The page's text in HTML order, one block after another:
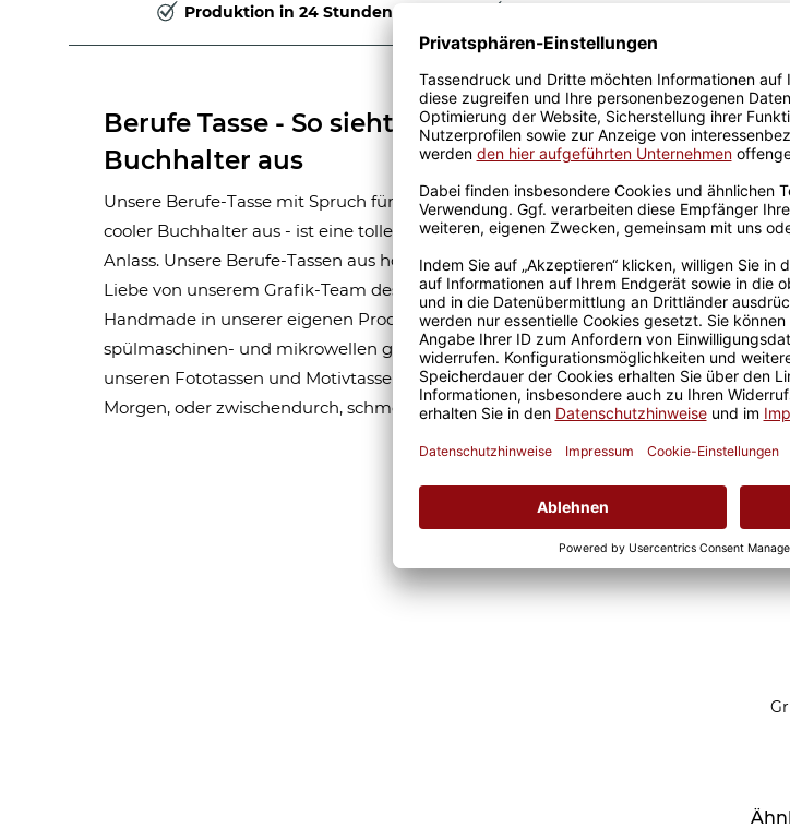
Produktion in 24 Stunden
Berufe Tasse - So sieht ein richtig cooler
Buchhalter aus
Unsere Berufe-Tasse mit Spruch für Männer-Berufe - So sieht ein richtig
cooler Buchhalter aus - ist eine tolle Geschenkidee, egal zu welchem
Anlass. Unsere Berufe-Tassen aus hochwertiger Keramik wurden mit viel
Liebe von unserem Grafik-Team designt. Mit viel Erfahrung werden sie
Handmade in unserer eigenen Produktion bedruckt. Die Kaffeebecher sind
spülmaschinen- und mikrowellen geeignet. Somit ist eine lange Freude an
unseren Fototassen und Motivtassen garantiert und der Kaffee am
Morgen, oder zwischendurch, schmeckt gleich nochmal so gut.